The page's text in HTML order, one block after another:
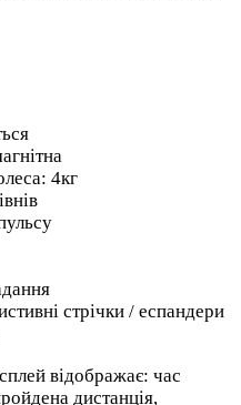
4кг
стрічки / еспандери
відображає: час
дистанція,